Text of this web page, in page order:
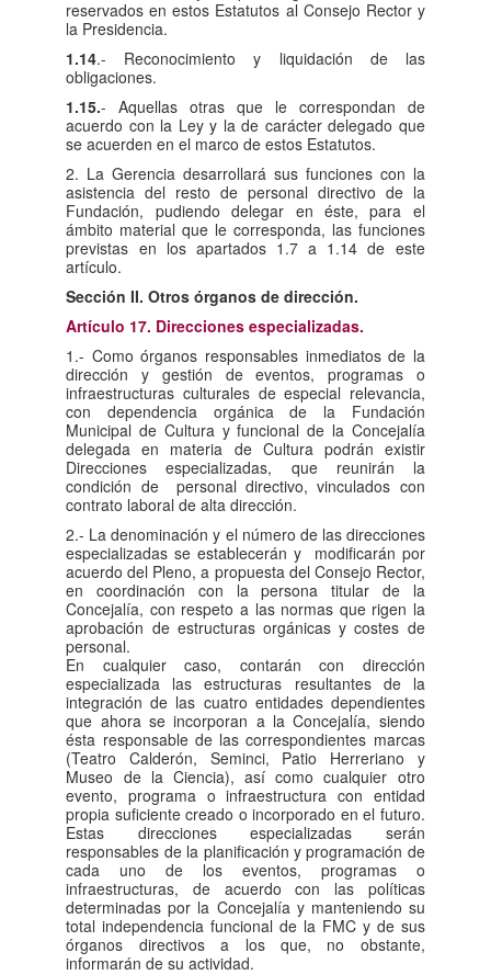
reservados en estos Estatutos al Consejo Rector y
la Presidencia.
1.14.- Reconocimiento y liquidación de las
obligaciones.
1.15.- Aquellas otras que le correspondan de
acuerdo con la Ley y la de carácter delegado que
se acuerden en el marco de estos Estatutos.
2. La Gerencia desarrollará sus funciones con la
asistencia del resto de personal directivo de la
Fundación, pudiendo delegar en éste, para el
ámbito material que le corresponda, las funciones
previstas en los apartados 1.7 a 1.14 de este
artículo.
Sección II. Otros órganos de dirección.
Artículo 17. Direcciones especializadas.
1.- Como órganos responsables inmediatos de la
dirección y gestión de eventos, programas o
infraestructuras culturales de especial relevancia,
con dependencia orgánica de la Fundación
Municipal de Cultura y funcional de la Concejalía
delegada en materia de Cultura podrán existir
Direcciones especializadas, que reunirán la
condición de personal directivo, vinculados con
contrato laboral de alta dirección.
2.- La denominación y el número de las direcciones
especializadas se establecerán y modificarán por
acuerdo del Pleno, a propuesta del Consejo Rector,
en coordinación con la persona titular de la
Concejalía, con respeto a las normas que rigen la
aprobación de estructuras orgánicas y costes de
personal.
En cualquier caso, contarán con dirección
especializada las estructuras resultantes de la
integración de las cuatro entidades dependientes
que ahora se incorporan a la Concejalía, siendo
ésta responsable de las correspondientes marcas
(Teatro Calderón, Seminci, Patio Herreriano y
Museo de la Ciencia), así como cualquier otro
evento, programa o infraestructura con entidad
propia suficiente creado o incorporado en el futuro.
Estas direcciones especializadas serán
responsables de la planificación y programación de
cada uno de los eventos, programas o
infraestructuras, de acuerdo con las políticas
determinadas por la Concejalía y manteniendo su
total independencia funcional de la FMC y de sus
órganos directivos a los que, no obstante,
informarán de su actividad.